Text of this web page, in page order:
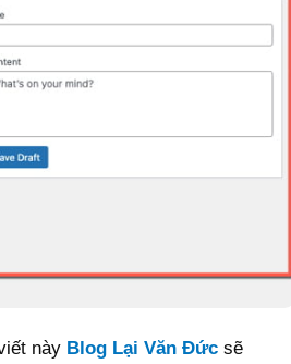
này Blog Lại Văn Đức sẽ